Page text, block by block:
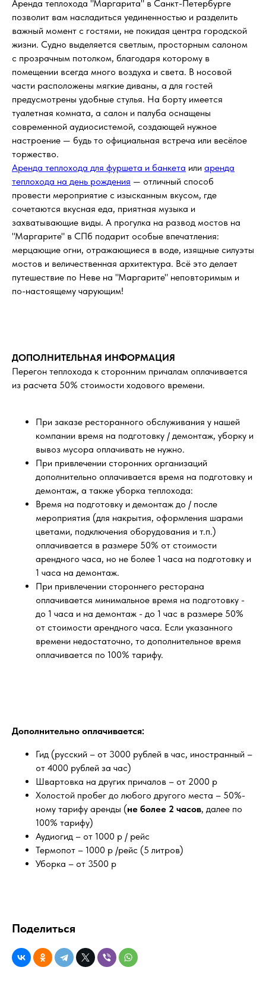
Аренда теплохода "Маргарита" в Санкт-Петербурге
позволит вам насладиться уединенностью и разделить
важный момент с гостями, не покидая центра городской
жизни. Судно выделяется светлым, просторным салоном
с прозрачным потолком, благодаря которому в
помещении всегда много воздуха и света. В носовой
части расположены мягкие диваны, а для гостей
предусмотрены удобные стулья. На борту имеется
туалетная комната, а салон и палуба оснащены
современной аудиосистемой, создающей нужное
настроение — будь то официальная встреча или весёлое
торжество.
Аренда теплохода для фуршета и банкета или аренда
теплохода на день рождения — отличный способ
провести мероприятие с изысканным вкусом, где
сочетаются вкусная еда, приятная музыка и
захватывающие виды. А прогулка на развод мостов на
"Маргарите" в СПб подарит особые впечатления:
мерцающие огни, отражающиеся в воде, изящные силуэты
мостов и величественная архитектура. Всё это делает
путешествие по Неве на "Маргарите" неповторимым и
по-настоящему чарующим!
ДОПОЛНИТЕЛЬНАЯ ИНФОРМАЦИЯ
Перегон теплохода к сторонним причалам оплачивается
из расчета 50% стоимости ходового времени.
При заказе ресторанного обслуживания у нашей
компании время на подготовку / демонтаж, уборку и
вывоз мусора оплачивать не нужно.
При привлечении сторонних организаций
дополнительно оплачивается время на подготовку и
демонтаж, а также уборка теплохода:
Время на подготовку и демонтаж до / после
мероприятия (для накрытия, оформления шарами
цветами, подключения оборудования и т.п.)
оплачивается в размере 50% от стоимости
арендного часа, но не более 1 часа на подготовку и
1 часа на демонтаж.
При привлечении стороннего ресторана
оплачивается минимальное время на подготовку -
до 1 часа и на демонтаж - до 1 час в размере 50%
от стоимости арендного часа. Если указанного
времени недостаточно, то дополнительное время
оплачивается по 100% тарифу.
Дополнительно оплачивается:
Гид (русский – от 3000 рублей в час, иностранный –
от 4000 рублей за час)
Швартовка на других причалов – от 2000 р
Холостой пробег до любого другого места – 50%-
ному тарифу аренды (не более 2 часов, далее по
100% тарифу)
Аудиогид – от 1000 р / рейс
Термопот – 1000 р /рейс (5 литров)
Уборка – от 3500 р
Поделиться